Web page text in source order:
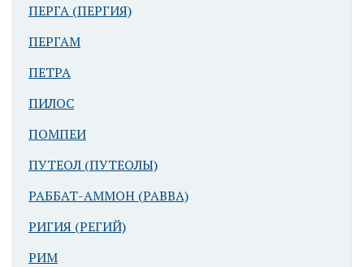
ПЕРГА (ПЕРГИЯ)
ПЕРГАМ
ПЕТРА
ПИЛОС
ПОМПЕИ
ПУТЕОЛ (ПУТЕОЛЫ)
РАББАТ-АММОН (РАВВА)
РИГИЯ (РЕГИЙ)
РИМ